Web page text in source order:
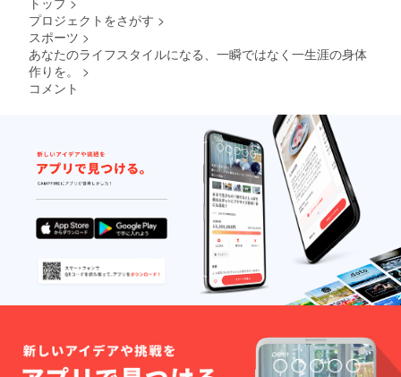
プロジェクトをさがす >
スポーツ >
あなたのライフスタイルになる、一瞬ではなく一生涯の身体
作りを。
>
コメント